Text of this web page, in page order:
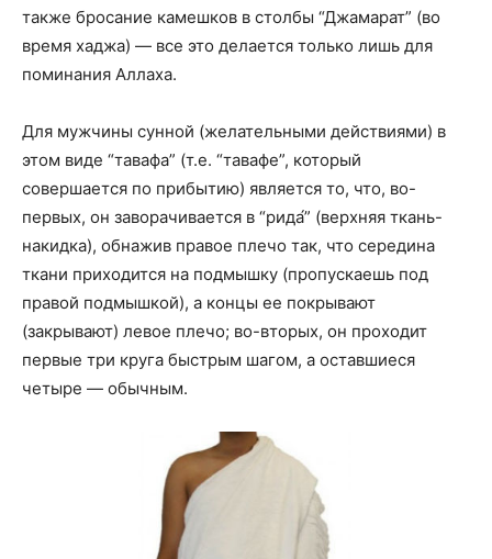
также бросание камешков в столбы “Джамарат” (во
время хаджа) — все это делается только лишь для
поминания Аллаха.
Для мужчины сунной (желательными действиями) в
этом виде “тавафа” (т.е. “тавафе”, который
совершается по прибытию) является то, что, во-
первых, он заворачивается в “рида́” (верхняя ткань-
накидка), обнажив правое плечо так, что середина
ткани приходится на подмышку (пропускаешь под
правой подмышкой), а концы ее покрывают
(закрывают) левое плечо; во-вторых, он проходит
первые три круга быстрым шагом, а оставшиеся
четыре — обычным.